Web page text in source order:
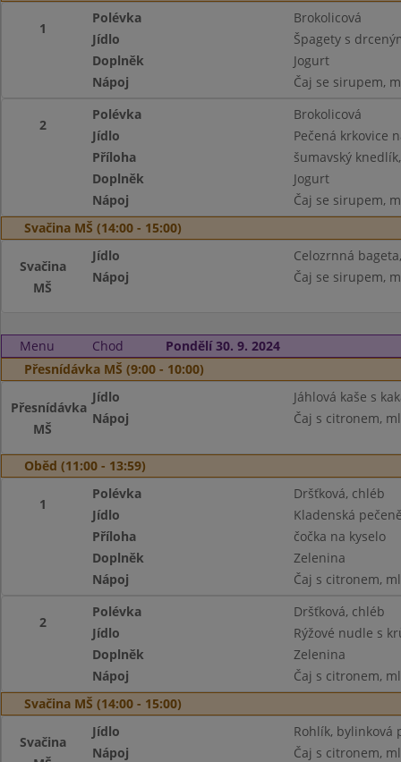
1
Polévka
Brokolicová
Jídlo
Špagety s
Doplněk
Jogurt
Nápoj
Čaj se sirupem,
2
Polévka
Brokolicová
Jídlo
Pečená krkovice
Příloha
šumavský
Doplněk
Jogurt
Nápoj
Čaj se sirupem,
Svačina MŠ (14:00 - 15:00)
Svačina
MŠ
Jídlo
Celozrnná
Nápoj
Čaj se sirupem,
Menu Chod
Pondělí 30. 9. 2024
Přesnídávka MŠ (9:00 - 10:00)
Přesnídávka
MŠ
Jídlo
Jáhlová kaše s
Nápoj
Čaj s citronem,
Oběd (11:00 - 13:59)
1
Polévka
Dršťková, chléb
Jídlo
Kladenská
Příloha
čočka na kyselo
Doplněk
Zelenina
Nápoj
Čaj s citronem,
2
Polévka
Dršťková, chléb
Jídlo
Rýžové nudle s
Doplněk
Zelenina
Nápoj
Čaj s citronem,
Svačina MŠ (14:00 - 15:00)
Svačina
Jídlo
Rohlík, bylinková
Nápoj
Čaj s citronem,